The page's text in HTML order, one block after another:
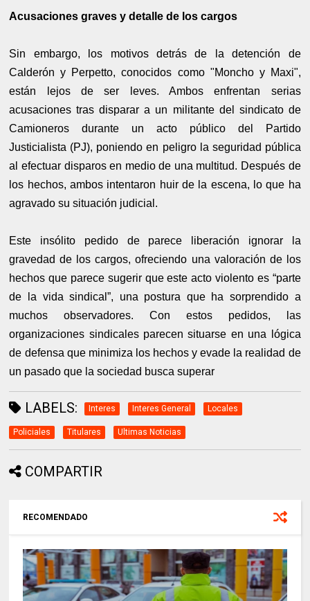
Acusaciones graves y detalle de los cargos
Sin embargo, los motivos detrás de la detención de
Calderón y Perpetto, conocidos como "Moncho y Maxi",
están lejos de ser leves. Ambos enfrentan serias
acusaciones tras disparar a un militante del sindicato de
Camioneros durante un acto público del Partido
Justicialista (PJ), poniendo en peligro la seguridad pública
al efectuar disparos en medio de una multitud. Después de
los hechos, ambos intentaron huir de la escena, lo que ha
agravado su situación judicial.
Este insólito pedido de parece liberación ignorar la
gravedad de los cargos, ofreciendo una valoración de los
hechos que parece sugerir que este acto violento es “parte
de la vida sindical”, una postura que ha sorprendido a
muchos observadores. Con estos pedidos, las
organizaciones sindicales parecen situarse en una lógica
de defensa que minimiza los hechos y evade la realidad de
un pasado que la sociedad busca superar
LABELS: Interes Interes General Locales
Policiales Titulares Ultimas Noticias
COMPARTIR
RECOMENDADO